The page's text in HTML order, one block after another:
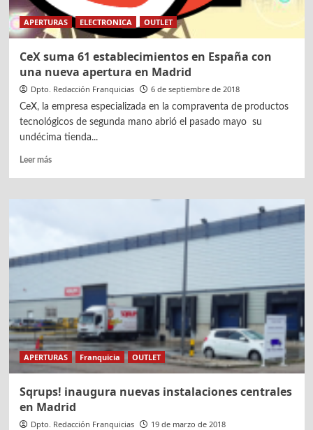
APERTURAS ELECTRONICA OUTLET
CeX suma 61 establecimientos en España con
una nueva apertura en Madrid
Dpto. Redacción Franquicias 6 de septiembre de 2018
CeX, la empresa especializada en la compraventa de productos
tecnológicos de segunda mano abrió el pasado mayo su
undécima tienda...
Leer másLeer
CeX
en
España
una
nueva
apertura
en
Madrid
APERTURAS Franquicia OUTLET
Sqrups! inaugura nuevas instalaciones centrales
en Madrid
Dpto. Redacción Franquicias 19 de marzo de 2018